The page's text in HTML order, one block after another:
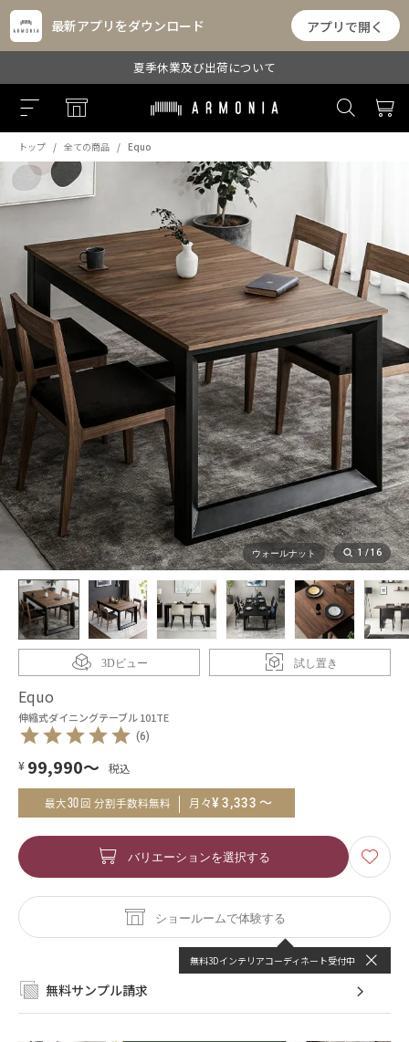
最新アプリをダウンロード アプリで開く
夏季休業及び出荷について
トップ 全ての商品 Equo
ウォールナット 1 /16
3Dビュー 試し置き
伸縮式ダイニングテーブル 101TE
Equo
(6)
¥ 99,990～
最大30 回 分割手数料無料 月々¥3,333 ～
バリエーションを選択する
ショールームで体験する
無料3Dインテリアコーディネート受付中
無料サンプル請求